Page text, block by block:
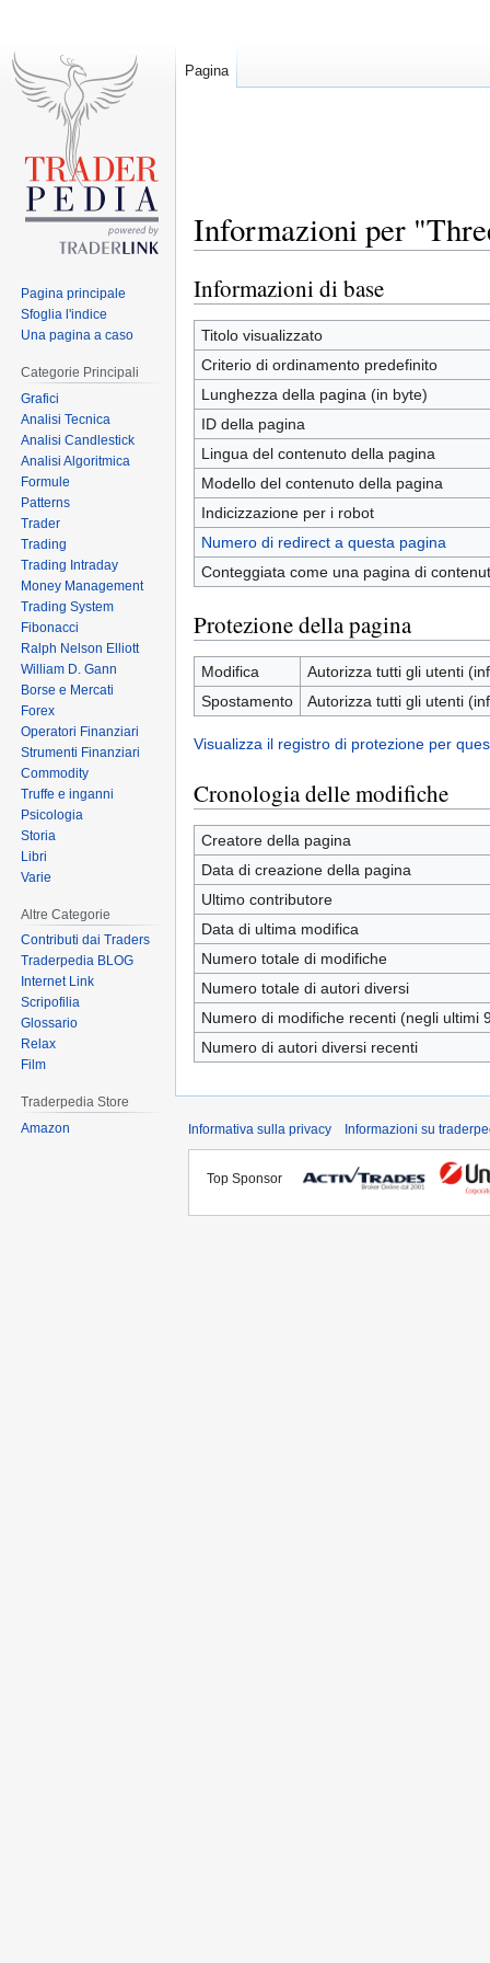
Informazioni per
Jump
to
navigation
Jump
to
search
Informazioni di base
Titolo visualizzato
Criterio di ordinamento predefinito
Lunghezza della pagina (in byte)
ID della pagina
Lingua del contenuto della pagina
Modello del contenuto della pagina
Indicizzazione per i robot
Numero di redirect a questa pagina
Conteggiata come una pagina di
Protezione della pagina
Modifica
Autorizza tutti gli utenti
Spostamento
Autorizza tutti gli utenti
Visualizza il registro di protezione per
Cronologia delle modifiche
Creatore della pagina
Data di creazione della pagina
Ultimo contributore
Data di ultima modifica
Numero totale di modifiche
Numero totale di autori diversi
Numero di modifiche recenti (negli ultimi
Numero di autori diversi recenti
Pagina
Pagina principale
Sfoglia l'indice
Una pagina a caso
Categorie Principali
Grafici
Analisi Tecnica
Analisi Candlestick
Analisi Algoritmica
Formule
Patterns
Trader
Trading
Trading Intraday
Money Management
Trading System
Fibonacci
Ralph Nelson Elliott
William D. Gann
Borse e Mercati
Forex
Operatori Finanziari
Strumenti Finanziari
Commodity
Truffe e inganni
Psicologia
Storia
Libri
Varie
Altre Categorie
Contributi dai Traders
Traderpedia BLOG
Internet Link
Scripofilia
Glossario
Relax
Film
Traderpedia Store
Amazon
Informativa sulla privacy Informazioni su
Top Sponsor